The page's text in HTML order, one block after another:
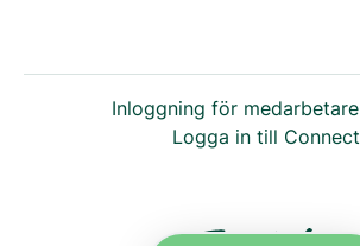
Inloggning för medarbetare
Logga in till Connect